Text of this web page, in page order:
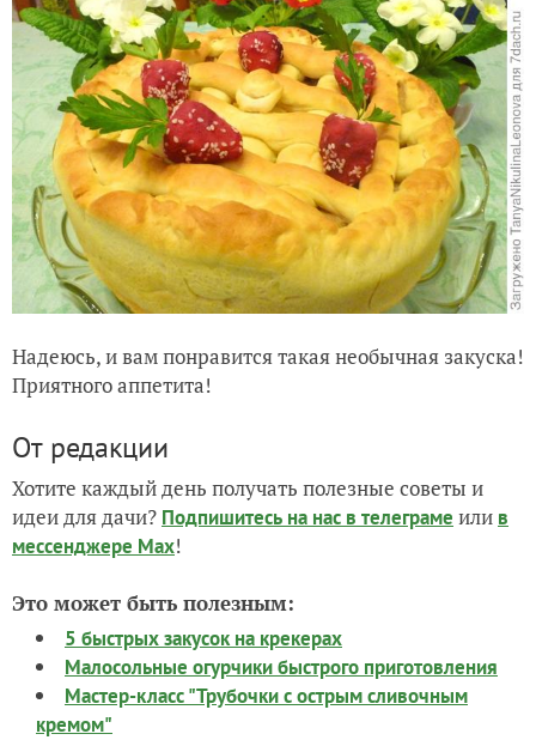
Надеюсь, и вам понравится такая необычная закуска!
Приятного аппетита!
От редакции
Хотите каждый день получать полезные советы и
идеи для дачи? Подпишитесь на нас в телеграме или в
мессенджере Max!
Это может быть полезным:
5 быстрых закусок на крекерах
Малосольные огурчики быстрого приготовления
Мастер-класс "Трубочки с острым сливочным
кремом"